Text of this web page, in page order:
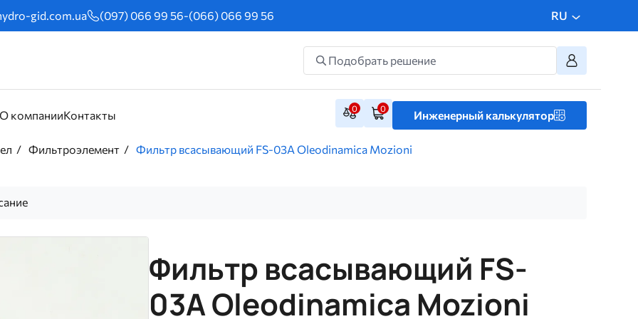
gid.com.ua (097) 066 99 56-(066) 066 99 56 RU
О компанииКонтакты 0 0 Инженерный калькулятор
Фильтроэлемент Фильтр всасывающий FS-03A Oleodinamica Mozioni
Фильтр всасывающий FS-
03A Oleodinamica Mozioni